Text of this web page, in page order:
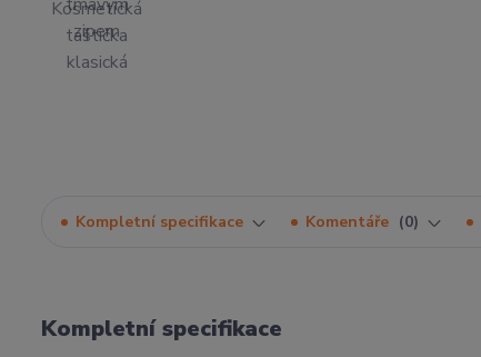
Kompletní specifikace Komentáře 0
Kompletní specifikace